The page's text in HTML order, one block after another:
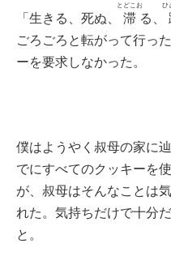
「生きる、死ぬ、 滞
とどこお
る、
ひ
ごろごろと転がって行っ
ーを要求しなかった。
僕はようやく叔母の家に
でにすべてのクッキーを
が、叔母はそんなことは
れた。気持ちだけで十分だ
と。